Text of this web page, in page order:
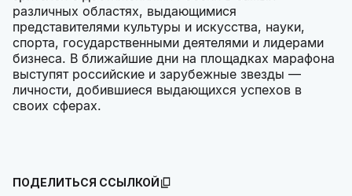
различных областях, выдающимися
представителями культуры и искусства, науки,
спорта, государственными деятелями и лидерами
бизнеса. В ближайшие дни на площадках марафона
выступят российские и зарубежные звезды —
личности, добившиеся выдающихся успехов в
своих сферах.
ПОДЕЛИТЬСЯ ССЫЛКОЙ